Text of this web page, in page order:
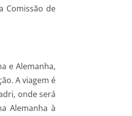
Comissão de
e Alemanha,
A viagem é
onde será
Alemanha à